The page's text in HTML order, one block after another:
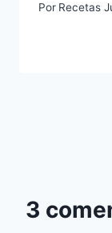
Por Recetas
3